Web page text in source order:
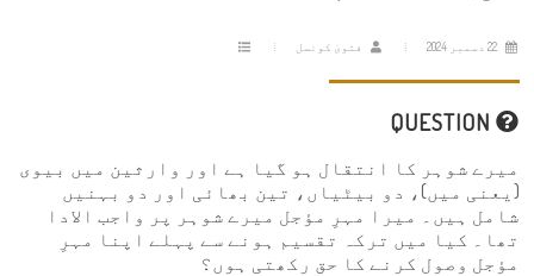
فتویٰ کونسل
میرے شوہر کا انتقال ہو گیا ہے اور وارثین میں بیوی
(یعنی میں)، دو بیٹیاں، تین بھائی اور دو بہنیں
شامل ہیں۔ میرا مہرِ مؤجل میرے شوہر پر واجب الادا
تھا۔ کیا میں ترکہ تقسیم ہونے سے پہلے اپنا مہرِ
مؤجل وصول کرنے کا حق رکھتی ہوں؟